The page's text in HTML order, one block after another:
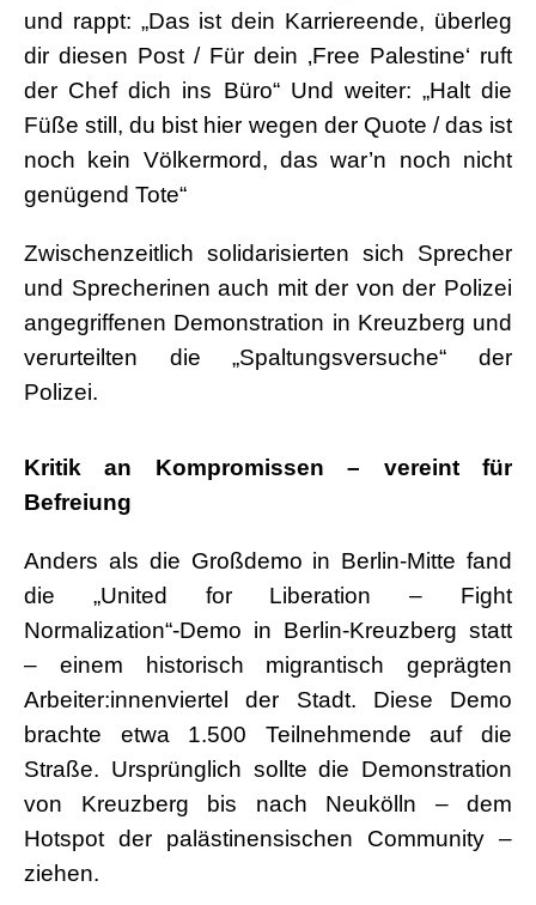
und rappt: „Das ist dein Karriereende, überleg
dir diesen Post / Für dein ‚Free Palestine‘ ruft
der Chef dich ins Büro“ Und weiter: „Halt die
Füße still, du bist hier wegen der Quote / das ist
noch kein Völkermord, das war’n noch nicht
genügend Tote“
Zwischenzeitlich solidarisierten sich Sprecher
und Sprecherinen auch mit der von der Polizei
angegriffenen Demonstration in Kreuzberg und
verurteilten die „Spaltungsversuche“ der
Polizei.
Kritik an Kompromissen – vereint für
Befreiung
Anders als die Großdemo in Berlin-Mitte fand
die „United for Liberation – Fight
Normalization“-Demo in Berlin-Kreuzberg statt
– einem historisch migrantisch geprägten
Arbeiter:innenviertel der Stadt. Diese Demo
brachte etwa 1.500 Teilnehmende auf die
Straße. Ursprünglich sollte die Demonstration
von Kreuzberg bis nach Neukölln – dem
Hotspot der palästinensischen Community –
ziehen.